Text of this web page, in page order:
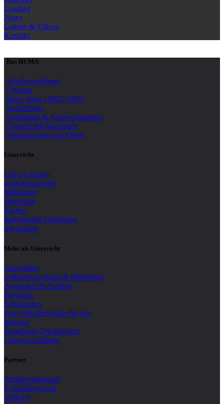
Logineo
News
Galerie & Videos
Kontakt
Das HUMA
Schulvorstellung
Chronik
Hans Jonas (1903-1993)
Neustiftung
Kollegium & Ansprechpartner
Grundschul-Navigator
Wissenswertes für Eltern
Unterricht
Gut zu wissen
Erprobungsstufe
Mittelstufe
Oberstufe
Fächer
Individuelle Förderung
Integration
Mehr als Unterricht
Aktivitäten
Selbstlernzentrum & Bibliothek
Austausch & Ausflug
Beratung
Schulgarten
Eine (Musik)Schule für alle
Musical
Berufliche Orientierung
Lehrerausbildung
Partner
Schülervertretung
Schulpflegschaft
VeBeFö